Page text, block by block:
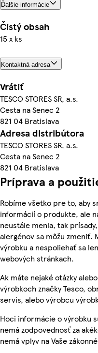
Ďalšie informácie
Čistý obsah
15 x ks
Kontaktná adresa
Vrátiť
TESCO STORES SR, a.s.
Cesta na Senec 2
821 04 Bratislava
Adresa distribútora
TESCO STORES SR, a.s.
Cesta na Senec 2
821 04 Bratislava
Príprava a
Robíme všetko pre to, aby
informácií o produkte, ale
neustále menia, tak
alergénov sa môžu zmeniť.
výrobku a nespoliehať sa
webových stránkach.
Ak máte nejaké otázky
výrobkoch značky Tesco,
servis, alebo výrobcu
Hoci informácie o výrobku
nemá zodpovednosť za
nemá vplyv na Vaše